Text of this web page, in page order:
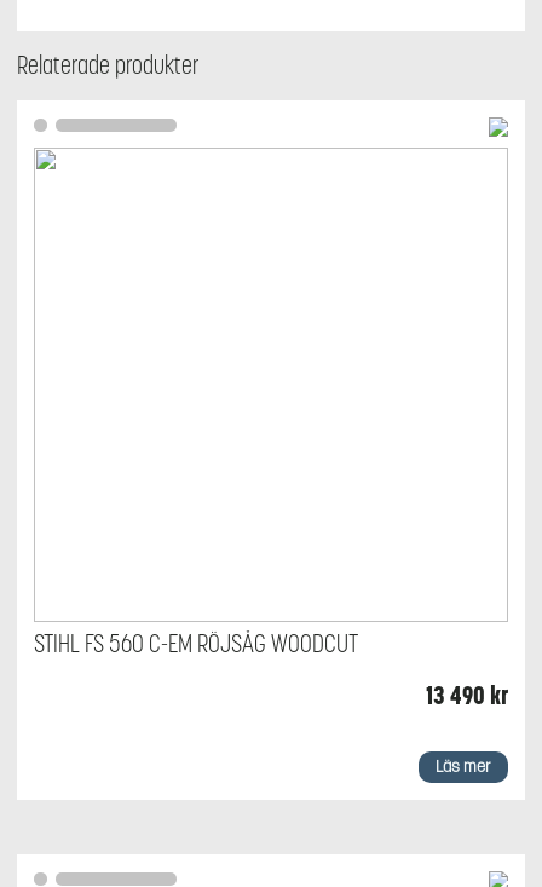
Relaterade produkter
STIHL FS 560 C-EM RÖJSÅG WOODCUT
13 490 kr
Läs mer